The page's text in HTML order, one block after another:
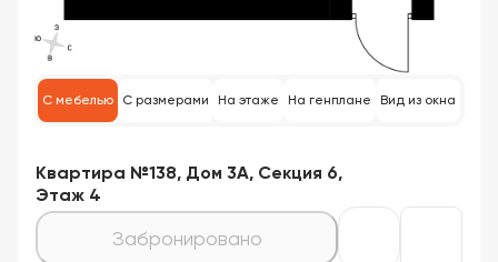
С мебелью С размерами На этаже На генплане Вид из окна
Квартира №138, Дом 3А, Секция 6,
Этаж 4
Забронировано